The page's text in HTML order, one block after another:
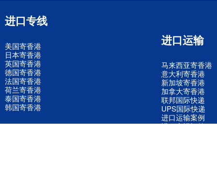
进口专线
美国寄香港
日本寄香港
英国寄香港
德国寄香港
法国寄香港
荷兰寄香港
泰国寄香港
韩国寄香港
进口运输
马来西亚寄香港
意大利寄香港
新加坡寄香港
加拿大寄香港
联邦国际快递
UPS国际快递
进口运输案例
进口空运订舱